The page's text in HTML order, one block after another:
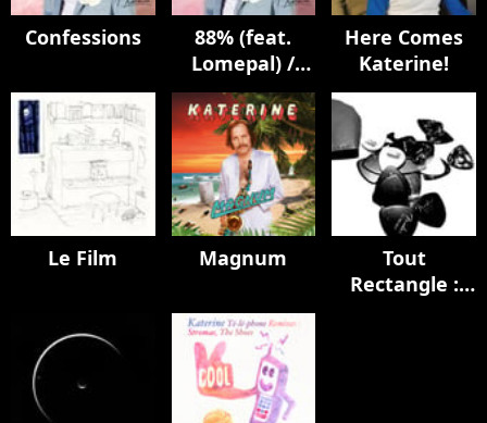
Confessions
88% (feat.
Lomepal) /
Blond (avec
Gérard
Depardieu) /
Bonhommes
Here Comes
Katerine!
Le Film Magnum
Tout
Rectangle :